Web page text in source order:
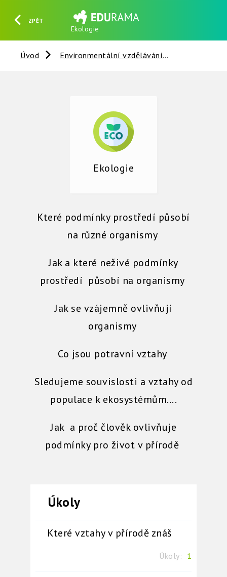
ZPĚT
Ekologie
HLEDAT REGISTROVAT PŘIHLÁSIT SE
Úvod Environmentální vzdělávání
Ekologie
Které podmínky prostředí působí
na různé organismy
Jak a které neživé podmínky
prostředí působí na organismy
Jak se vzájemně ovlivňují
organismy
Co jsou potravní vztahy
Sledujeme souvislosti a vztahy od
populace k ekosystémům….
Jak a proč člověk ovlivňuje
podmínky pro život v přírodě
Které vztahy v přírodě znáš
Úkoly: 1